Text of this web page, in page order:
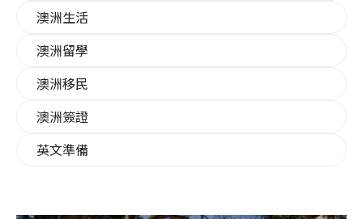
澳洲生活
澳洲留學
澳洲移民
澳洲簽證
英文準備